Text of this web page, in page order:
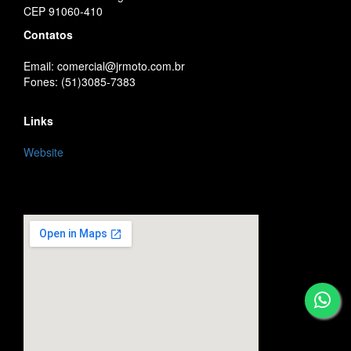
CEP 91060-410
Contatos
Email: comercial@jrmoto.com.br
Fones: (51)3085-7383
Links
Website